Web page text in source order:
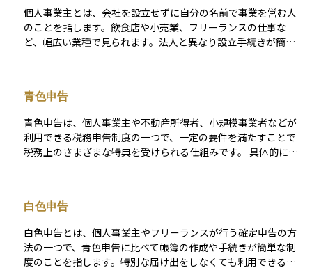
個人事業主とは、会社を設立せずに自分の名前で事業を営む人
のことを指します。飲食店や小売業、フリーランスの仕事な
ど、幅広い業種で見られます。法人と異なり設立手続きが簡単
れ、青色申告や白色申告などの制度を利用することで税負担を
軽減することも可能です。投資や資産運用を考える際には、収
入が安定しにくい特徴があるため、計画的に資産を管理するこ
とが重要になります。
青色申告
青色申告は、個人事業主や不動産所得者、小規模事業者などが
利用できる税務申告制度の一つで、一定の要件を満たすことで
税務上のさまざまな特典を受けられる仕組みです。 具体的に
可能です。また、家族への給与を必要経費として計上できる
「青色事業専従者給与」も特徴の一つです。 青色申告を始める
には、税務署に「青色申告承認申請書」を提出する必要があり
ます。正確な記帳が求められるため、帳簿管理が重要ですが、
節税効果が高く、多くの事業主に活用されています。
白色申告
白色申告とは、個人事業主やフリーランスが行う確定申告の方
法の一つで、青色申告に比べて帳簿の作成や手続きが簡単な制
度のことを指します。特別な届け出をしなくても利用できるた